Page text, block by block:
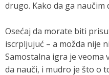
drugo. Kako da ga naučim
Osećaj da morate biti
iscrpljujuć – a možda nije
Samostalna igra je veoma
da nauči, i mudro je što o